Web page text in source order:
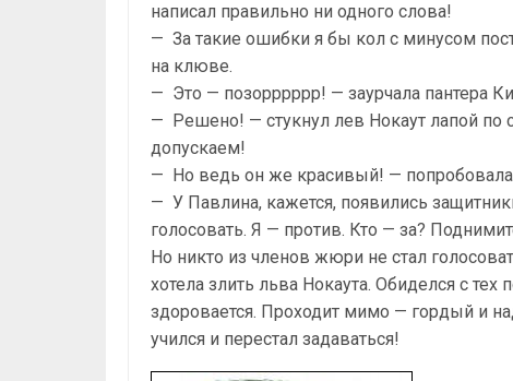
написал правиль­но ни одного слова!
— За такие ошибки я бы кол с минусом
на клюве.
— Это — позорррррр! — заурчала пантера
— Решено! — стукнул лев Нокаут лапой по
допускаем!
— Но ведь он же красивый! — попробовала
— У Павлина, кажется, появились
голосовать. Я — против. Кто — за?
Но никто из членов жюри не стал
хотела злить льва Нокаута. Обиделся с
здоровается. Проходит мимо — гордый и
учился и перестал задаваться!